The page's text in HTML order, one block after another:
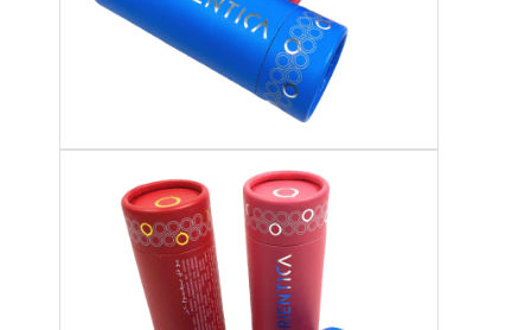
печать упаковочных коробок
Коробка для упаковки электроники
бумажные сумки подарка
Твердая подарочная коробка